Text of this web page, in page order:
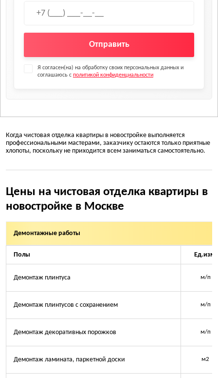
Отправить
Я согласен(на) на обработку своих персональных данных и
соглашаюсь с политикой конфиденциальности
Когда чистовая отделка квартиры в новостройке выполняется
профессиональными мастерами, заказчику остаются только приятные
хлопоты, поскольку не приходится всем заниматься самостоятельно.
Цены на чистовая отделка квартиры в
новостройке в Москве
Демонтажные работы
Полы Ед.изм.
Демонтаж плинтуса м/п
Демонтаж плинтусов с сохранением м/п
Демонтаж декоративных порожков м/п
Демонтаж ламината, паркетной доски м2